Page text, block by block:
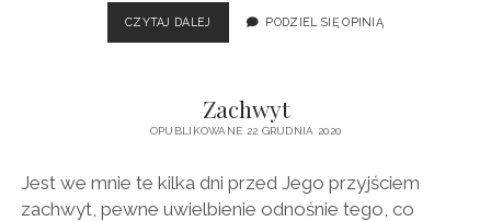
CZYTAJ DALEJ WSTYD PODZIEL SIĘ OPINIĄ
Zachwyt
OPUBLIKOWANE 22 GRUDNIA 2020
Jest we mnie te kilka dni przed Jego przyjściem
zachwyt, pewne uwielbienie odnośnie tego, co